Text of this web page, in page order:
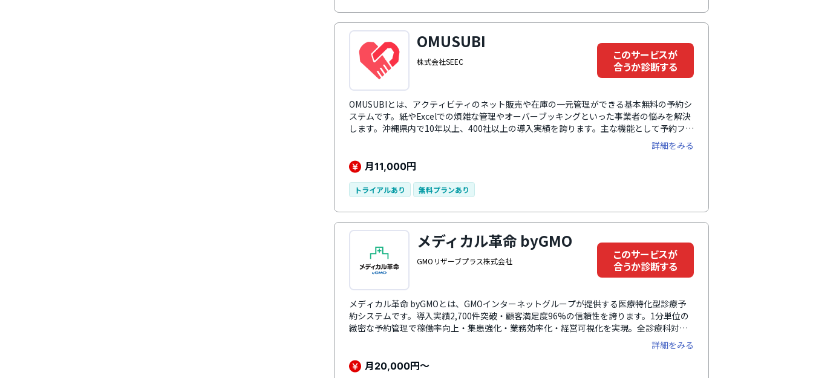
OMUSUBI
株式会社SEEC
このサービスが
合うか診断する
OMUSUBIとは、アクティビティのネット販売や在庫の一元管理ができる基本無料の予約シ
ステムです。紙やExcelでの煩雑な管理やオーバーブッキングといった事業者の悩みを解決
します。沖縄県内で10年以上、400社以上の導入実績を誇ります。主な機能として予約フォ
ーム設置、使いやすい予約管理、販路拡大機能を備え、クレジットカード等の事前決済に
も対応します。多言語表示によるインバウンド対応も可能で、アクティビティ事業者や宿
泊施設、観光協会など幅広く活用できます。
詳細をみる
月11,000円
トライアルあり 無料プランあり
メディカル革命 byGMO
GMOリザーブプラス株式会社
このサービスが
合うか診断する
メディカル革命 byGMOとは、GMOインターネットグループが提供する医療特化型診療予
約システムです。導入実績2,700件突破・顧客満足度96%の信頼性を誇ります。1分単位の
緻密な予約管理で稼働率向上・集患強化・業務効率化・経営可視化を実現。全診療科対
詳細をみる
月20,000円～